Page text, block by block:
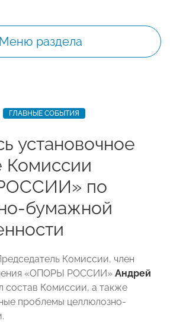
Меню раздела
ГЛАВНЫЕ СОБЫТИЯ
установочное
Комиссии
по
бумажной
редседатель Комиссии, член
«ОПОРЫ РОССИИ» Андрей
состав Комиссии, а также
проблемы целлюлозно-